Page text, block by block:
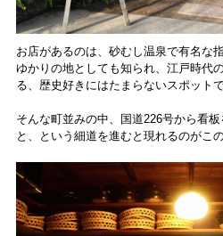
お店があるのは、砂むし温泉で有名な
ゆかりの地としても知られ、江戸時代
る、歴史好きにはたまらないスポットで
そんな町並みの中、国道226号から看
と、という細道を進むと現れるのがこの